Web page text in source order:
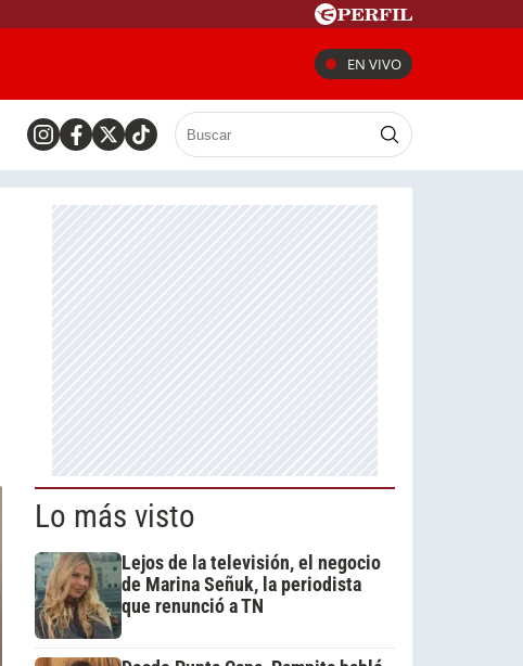
EN VIVO
Lo más visto
Lejos de la televisión, el negocio
de Marina Señuk, la periodista
que renunció a TN